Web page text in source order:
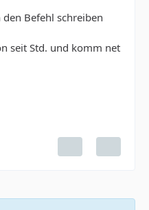
Befehl schreiben
seit Std. und komm net